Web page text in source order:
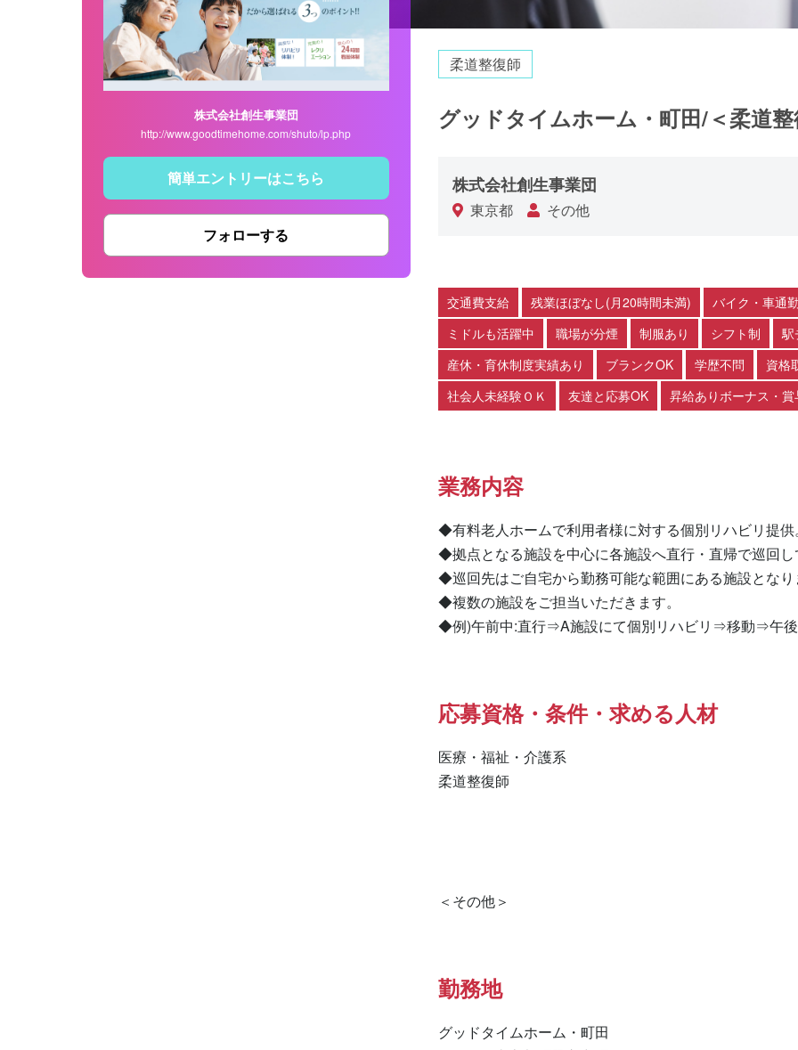
株式会社創生事業団
http://www.goodtimehome.com/shuto/lp.php
簡単エントリーはこちら
フォローする
柔道整復師
グッドタイムホーム・町田/＜柔道
株式会社創生事業団
東京都 その他
交通費支給 残業ほぼなし(月20時間未満)
バイク・車通
ミドルも活躍中
職場が分煙 制服あり シフト制
駅
産休・育休制度実績あり
ブランクOK 学歴不問
資格
社会人未経験ＯＫ
友達と応募OK 昇給ありボーナス・
業務内容
◆有料老人ホームで利用者様に対する個別リハビリ提供
◆拠点となる施設を中心に各施設へ直行・直帰で巡回
◆巡回先はご自宅から勤務可能な範囲にある施設とな
◆複数の施設をご担当いただきます。
◆例)午前中:直行⇒A施設にて個別リハビリ⇒移動⇒午
応募資格・条件・求める人材
医療・福祉・介護系
柔道整復師
勤務地
グッドタイムホーム・町田